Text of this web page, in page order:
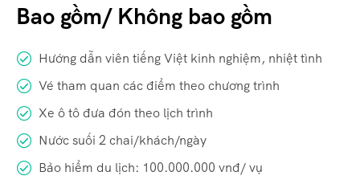
Bao gồm/ Không bao gồm
Hướng dẫn viên tiếng Việt kinh nghiệm, nhiệt tình
Vé tham quan các điểm theo chương trình
Xe ô tô đưa đón theo lịch trình
Nước suối 2 chai/khách/ngày
Bảo hiểm du lịch: 100.000.000 vnđ/ vụ